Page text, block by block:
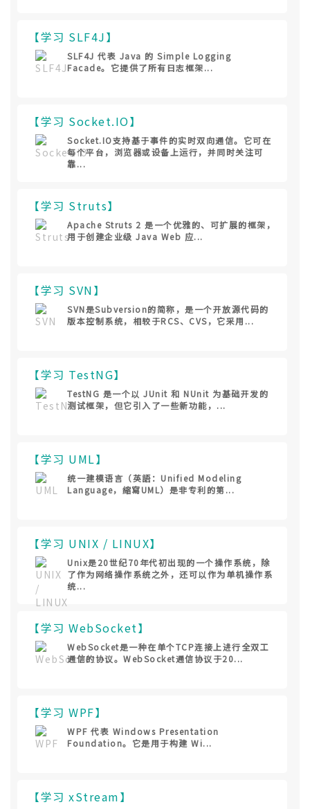
【学习 SLF4J】
SLF4J 代表 Java 的 Simple Logging
Facade。它提供了所有日志框架...
【学习 Socket.IO】
Socket.IO支持基于事件的实时双向通信。它可在
每个平台，浏览器或设备上运行，并同时关注可
靠...
【学习 Struts】
Apache Struts 2 是一个优雅的、可扩展的框架，
用于创建企业级 Java Web 应...
【学习 SVN】
SVN是Subversion的简称，是一个开放源代码的
版本控制系统，相较于RCS、CVS，它采用...
【学习 TestNG】
TestNG 是一个以 JUnit 和 NUnit 为基础开发的
测试框架，但它引入了一些新功能，...
【学习 UML】
统一建模语言（英語：Unified Modeling
Language，縮寫UML）是非专利的第...
【学习 UNIX / LINUX】
Unix是20世纪70年代初出现的一个操作系统，除
了作为网络操作系统之外，还可以作为单机操作系
统...
【学习 WebSocket】
WebSocket是一种在单个TCP连接上进行全双工
通信的协议。WebSocket通信协议于20...
【学习 WPF】
WPF 代表 Windows Presentation
Foundation。它是用于构建 Wi...
【学习 xStream】